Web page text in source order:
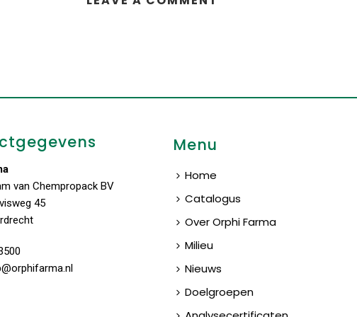
van Chempropack BV
45
Menu
Home
Catalogus
Over Orphi Farma
Milieu
Nieuws
Doelgroepen